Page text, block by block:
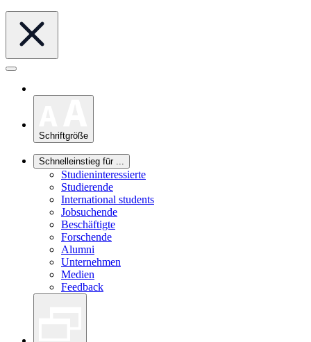
Schriftgröße
Schnelleinstieg für ...
Studieninteressierte
Studierende
International students
Jobsuchende
Beschäftigte
Forschende
Alumni
Unternehmen
Medien
Feedback